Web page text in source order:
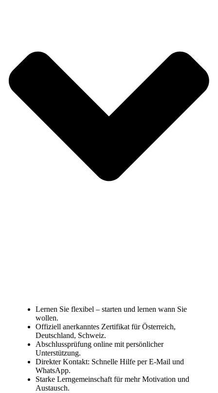
Lernen Sie flexibel – starten und lernen wann Sie
wollen.
Offiziell anerkanntes Zertifikat für Österreich,
Deutschland, Schweiz.
Abschlussprüfung online mit persönlicher
Unterstützung.
Direkter Kontakt: Schnelle Hilfe per E-Mail und
WhatsApp.
Starke Lerngemeinschaft für mehr Motivation und
Austausch.